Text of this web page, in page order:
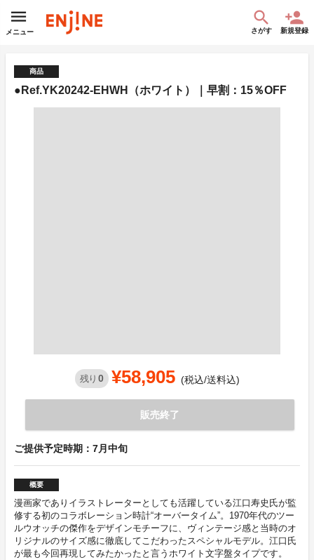
メニュー さがす 新規登録
商品
●Ref.YK20242-EHWH（ホワイト）｜早割：15％OFF
残り 0 ¥58,905 (税込/送料込)
販売終了
ご提供予定時期：7月中旬
概要
漫画家でありイラストレーターとしても活躍している江口寿史氏が監
修する初のコラボレーション時計“オーバータイム”。1970年代のツー
ルウオッチの傑作をデザインモチーフに、ヴィンテージ感と当時のオ
リジナルのサイズ感に徹底してこだわったスペシャルモデル。江口氏
が最も今回再現してみたかったと言うホワイト文字盤タイプです。